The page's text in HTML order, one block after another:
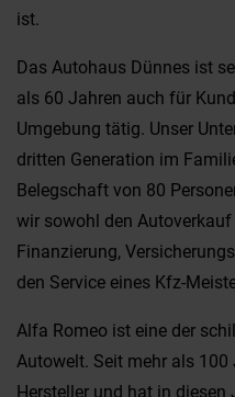
ist.
Das Autohaus Dünnes ist
als 60 Jahren auch für
Umgebung tätig. Unser
dritten Generation im
Belegschaft von 80
wir sowohl den
Finanzierung,
den Service eines Kfz-
Alfa Romeo ist eine der
Autowelt. Seit mehr als
Hersteller und hat in